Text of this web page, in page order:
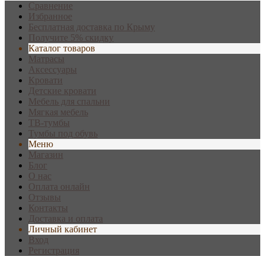
Сравнение
Избранное
Бесплатная доставка по Крыму
Получите 5% скидку
Каталог товаров
Матрасы
Аксессуары
Кровати
Детские кровати
Мебель для спальни
Мягкая мебель
ТВ-тумбы
Тумбы под обувь
Меню
Магазин
Блог
О нас
Оплата онлайн
Отзывы
Контакты
Доставка и оплата
Личный кабинет
Вход
Регистрация